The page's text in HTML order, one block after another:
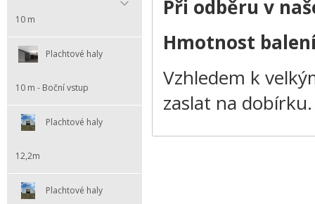
10 m
Plachtové haly
10 m - Boční vstup
Plachtové haly
12,2m
Plachtové haly
Při odběru v
Hmotnost
Vzhledem k
zaslat na dobírku.